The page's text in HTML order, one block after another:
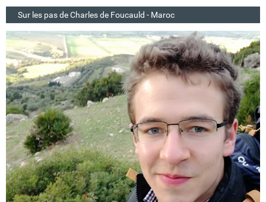
Sur les pas de Charles de Foucauld - Maroc